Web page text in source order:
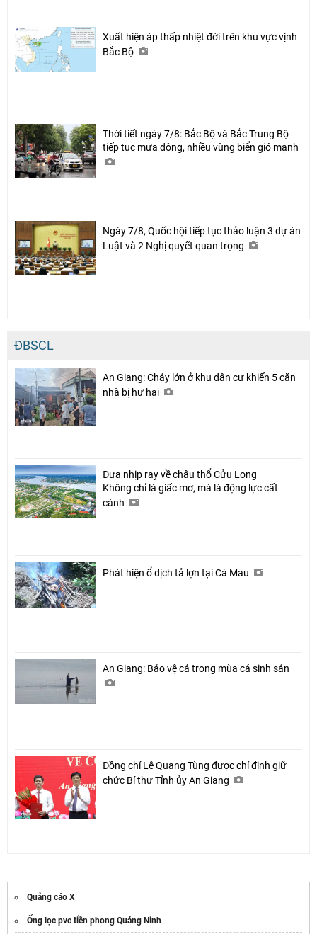
Xuất hiện áp thấp nhiệt đới trên khu vực vịnh
Bắc Bộ
Thời tiết ngày 7/8: Bắc Bộ và Bắc Trung Bộ
tiếp tục mưa dông, nhiều vùng biển gió mạnh
Ngày 7/8, Quốc hội tiếp tục thảo luận 3 dự án
Luật và 2 Nghị quyết quan trọng
ĐBSCL
An Giang: Cháy lớn ở khu dân cư khiến 5 căn
nhà bị hư hại
Đưa nhịp ray về châu thổ Cửu Long
Không chỉ là giấc mơ, mà là động lực cất
cánh
Phát hiện ổ dịch tả lợn tại Cà Mau
An Giang: Bảo vệ cá trong mùa cá sinh sản
Đồng chí Lê Quang Tùng được chỉ định giữ
chức Bí thư Tỉnh ủy An Giang
Quảng cáo X
Ống lọc pvc tiền phong Quảng Ninh